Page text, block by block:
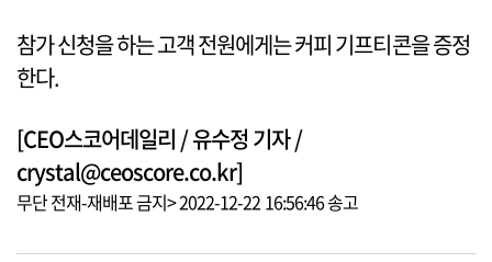
참가 신청을 하는 고객 전원에게는 커피 기프티콘을 증정
한다.
[CEO스코어데일리 / 유수정 기자 /
crystal@ceoscore.co.kr]
무단 전재-재배포 금지> 2022-12-22 16:56:46 송고